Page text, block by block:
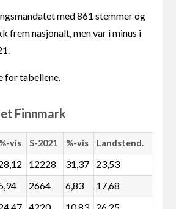
med 861 stemmer og
frem nasjonalt, men var i minus i
for tabellene.
Finnmark
%-vis S-2021 %-vis Landstend.
12228 31,37 23,53
2664 6,83 17,68